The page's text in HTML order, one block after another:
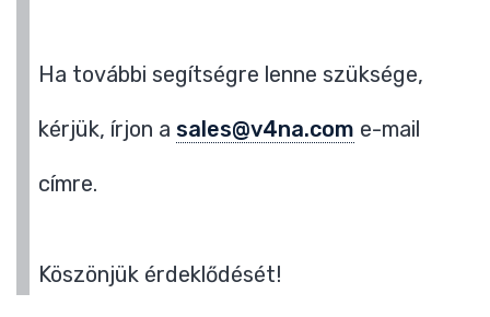
Ha további segítségre lenne szüksége,
kérjük, írjon a sales@v4na.com e-mail
címre.
Köszönjük érdeklődését!